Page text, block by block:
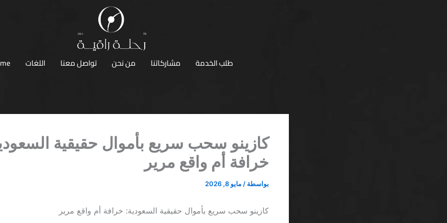
طلب الخدمة مشاركاتنا من نحن تواصل معنا اللغات
كازينو سحب سريع بأموال حقيقية
خرافة أم واقع مرير
بواسطة / مايو 8, 2026
كازينو سحب سريع بأموال حقيقية السعودية: خرافة أم واقع مرير